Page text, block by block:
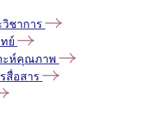
ชาการ
ย์
ะห์คุณภาพ
สื่อสาร